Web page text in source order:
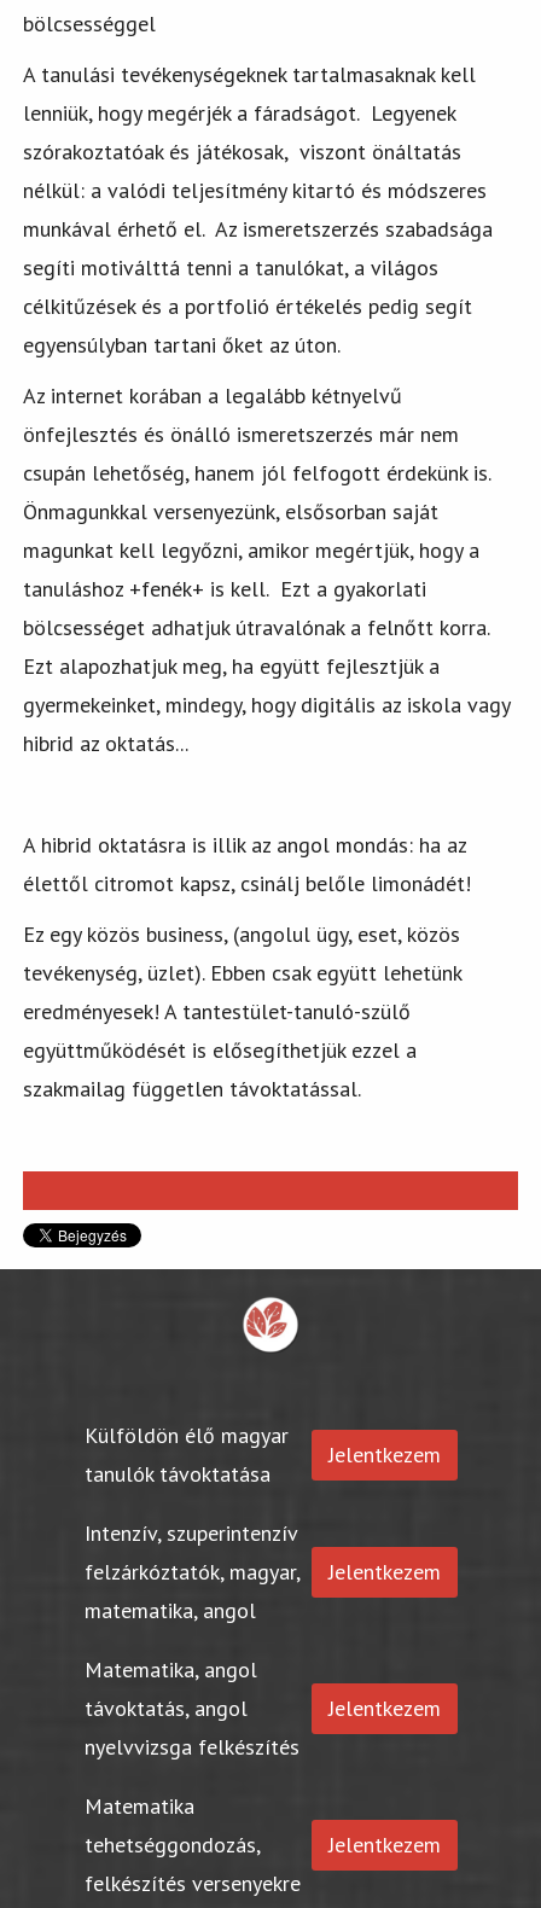
bölcsességgel
A tanulási tevékenységeknek tartalmasaknak kell
lenniük, hogy megérjék a fáradságot. Legyenek
szórakoztatóak és játékosak, viszont önáltatás
nélkül: a valódi teljesítmény kitartó és módszeres
munkával érhető el. Az ismeretszerzés szabadsága
segíti motiválttá tenni a tanulókat, a világos
célkitűzések és a portfolió értékelés pedig segít
egyensúlyban tartani őket az úton.
Az internet korában a legalább kétnyelvű
önfejlesztés és önálló ismeretszerzés már nem
csupán lehetőség, hanem jól felfogott érdekünk is.
Önmagunkkal versenyezünk, elsősorban saját
magunkat kell legyőzni, amikor megértjük, hogy a
tanuláshoz +fenék+ is kell. Ezt a gyakorlati
bölcsességet adhatjuk útravalónak a felnőtt korra.
Ezt alapozhatjuk meg, ha együtt fejlesztjük a
gyermekeinket, mindegy, hogy digitális az iskola vagy
hibrid az oktatás...
A hibrid oktatásra is illik az angol mondás: ha az
élettől citromot kapsz, csinálj belőle limonádét!
Ez egy közös business, (angolul ügy, eset, közös
tevékenység, üzlet). Ebben csak együtt lehetünk
eredményesek! A tantestület-tanuló-szülő
együttműködését is elősegíthetjük ezzel a
szakmailag független távoktatással.
Külföldön élő magyar
tanulók távoktatása
Jelentkezem
Intenzív, szuperintenzív
felzárkóztatók, magyar,
matematika, angol
Jelentkezem
Matematika, angol
távoktatás, angol
nyelvvizsga felkészítés
Jelentkezem
Matematika
tehetséggondozás,
felkészítés versenyekre
Jelentkezem